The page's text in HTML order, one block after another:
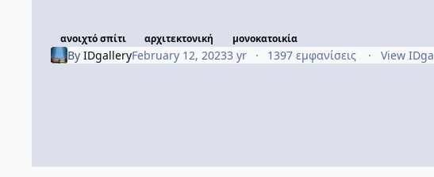
ανοιχτό σπίτι αρχιτεκτονική μονοκατοικία
By IDgalleryFebruary 12, 20233 yr 1397 εμφανίσεις View